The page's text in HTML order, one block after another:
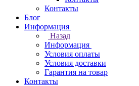
Контакты
Блог
Информация
Назад
Информация
Условия оплаты
Условия доставки
Гарантия на товар
Контакты